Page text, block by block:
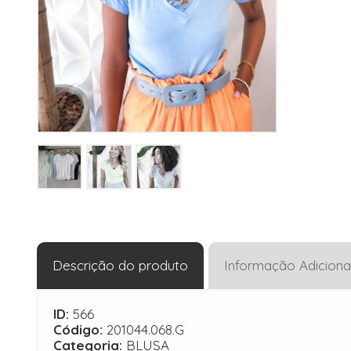
Descrição do produto Informação
ID: 566
Código: 201044.068.G
Categoria: BLUSA